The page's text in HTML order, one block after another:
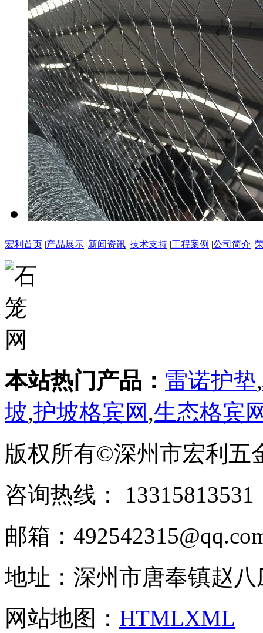
宏利首页 |产品展示 |新闻资讯 |技术支持 |工程案例 |公司简介 |
本站热门产品： 雷诺护垫,
坡,护坡格宾网 ,生态格宾
版权所有©深州市宏利五
咨询热线：
邮箱：
地址：深州市唐奉镇赵
网站地图： HTMLXML